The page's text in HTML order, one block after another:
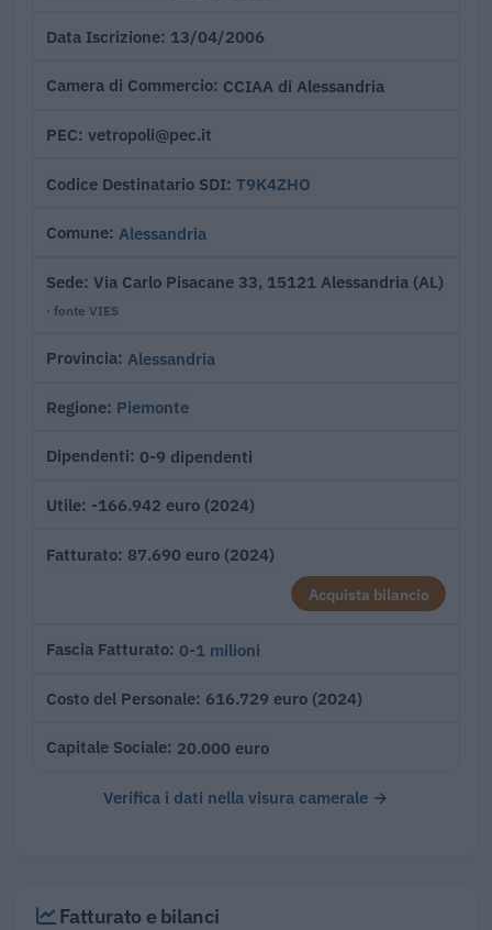
Data Iscrizione 13/04/2006
Camera di Commercio CCIAA di Alessandria
PEC vetropoli@pec.it
Codice Destinatario SDI T9K4ZHO
Comune Alessandria
Sede Via Carlo Pisacane 33, 15121 Alessandria (AL)
· fonte VIES
Provincia Alessandria
Regione Piemonte
Dipendenti 0-9 dipendenti
Utile -166.942 euro (2024)
Fatturato 87.690 euro (2024)
Acquista bilancio
Fascia Fatturato 0-1 milioni
Costo del Personale 616.729 euro (2024)
Capitale Sociale 20.000 euro
Verifica i dati nella visura camerale →
Fatturato e bilanci